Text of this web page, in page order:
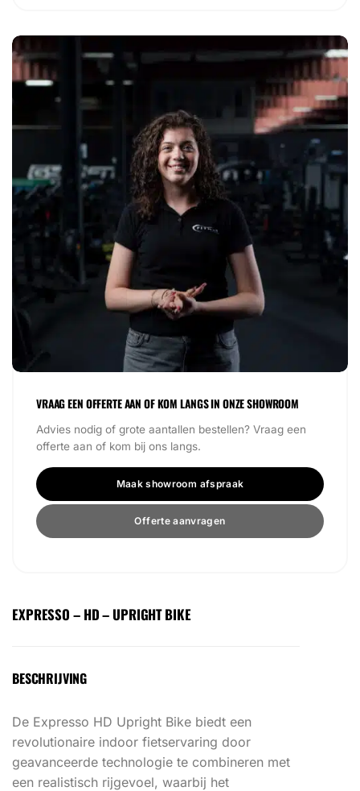
VRAAG EEN OFFERTE AAN OF KOM LANGS IN ONZE SHOWROOM
Advies nodig of grote aantallen bestellen? Vraag een
offerte aan of kom bij ons langs.
Maak showroom afspraak
Offerte aanvragen
EXPRESSO – HD – UPRIGHT BIKE
BESCHRIJVING
De Expresso HD Upright Bike biedt een
revolutionaire indoor fietservaring door
geavanceerde technologie te combineren met
een realistisch rijgevoel, waarbij het